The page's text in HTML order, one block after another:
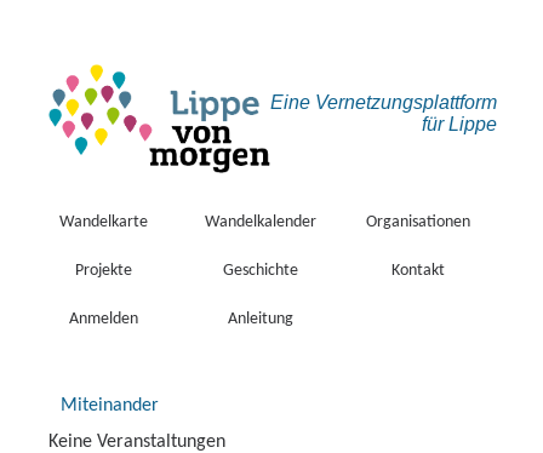
Eine Vernetzungs­plattform
für Lippe
Wandelkarte Wandelkalender Organisationen
Projekte Geschichte Kontakt
Anmelden Anleitung
Miteinander
Keine Veranstaltungen